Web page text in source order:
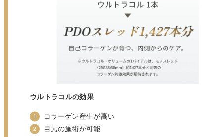
ウルトラコルの効果
コラーゲン産生が高い
目元の施術が可能